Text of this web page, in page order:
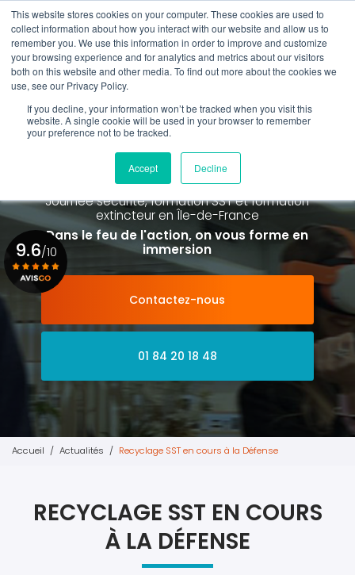
This website stores cookies on your computer. These cookies are used to
collect information about how you interact with our website and allow us to
remember you. We use this information in order to improve and customize
your browsing experience and for analytics and metrics about our visitors
both on this website and other media. To find out more about the cookies we
use, see our Privacy Policy.
If you decline, your information won’t be tracked when you visit this
website. A single cookie will be used in your browser to remember
your preference not to be tracked.
Accept Decline
Aller
au
contenu
principal
01 84 20 18 48
Rappel gratuit
Spécialiste de la formation SST et
de la Formation Incendie
à Paris La Défense depuis 2015
Journée sécurité, formation SST et formation
extincteuren Île-de-France
Dans le feu de l'action, on vous forme en
immersion
Contactez-nous
01 84 20 18 48
9.6/10
Voir le certificat
Accueil Actualités Recyclage SST en cours à la Défense
RECYCLAGE SST EN COURS
À LA DÉFENSE